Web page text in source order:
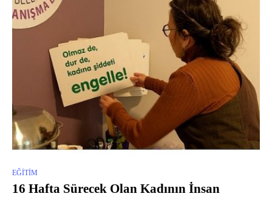
EĞITIM
16 Hafta Sürecek Olan Kadının İnsan